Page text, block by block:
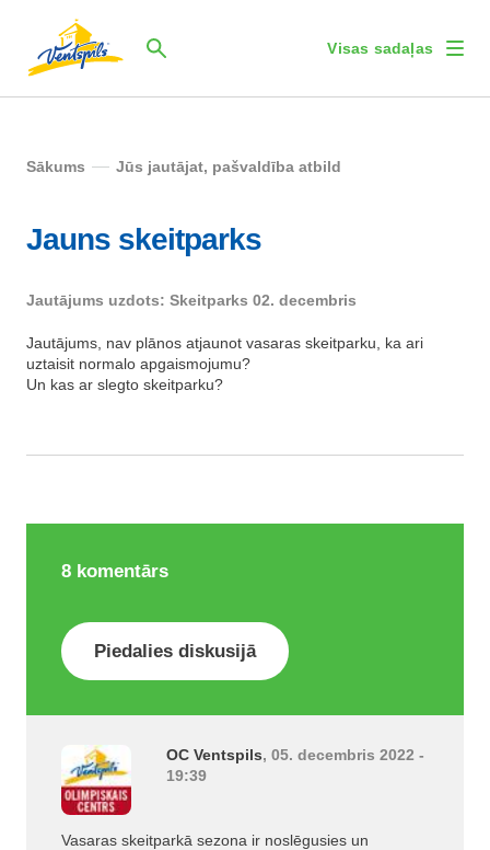
Visas sadaļas
Sākums Jūs jautājat, pašvaldība atbild
Jauns skeitparks
Jautājums uzdots: Skeitparks 02. decembris
Jautājums, nav plānos atjaunot vasaras skeitparku, ka ari
uztaisit normalo apgaismojumu?
Un kas ar slegto skeitparku?
8 komentārs
Piedalies diskusijā
OC Ventspils, 05. decembris 2022 -
19:39
Vasaras skeitparkā sezona ir noslēgusies un